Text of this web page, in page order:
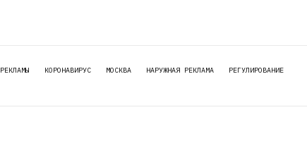
КОРОНАВИРУС МОСКВА НАРУЖНАЯ РЕКЛАМА
РЕГУЛИРОВАНИЕ